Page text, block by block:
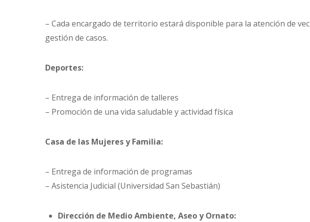
– Cada encargado de territorio estará disponible para la atención de
gestión de casos.
Deportes:
– Entrega de información de talleres
– Promoción de una vida saludable y actividad física
Casa de las Mujeres y Familia:
– Entrega de información de programas
– Asistencia Judicial (Universidad San Sebastián)
Dirección de Medio Ambiente, Aseo y Ornato: